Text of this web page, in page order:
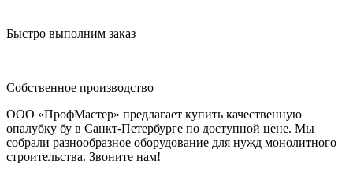
Быстро выполним заказ
Собственное производство
ООО «ПрофМастер» предлагает купить качественную
опалубку бу в Санкт-Петербурге по доступной цене. Мы
собрали разнообразное оборудование для нужд монолитного
строительства. Звоните нам!